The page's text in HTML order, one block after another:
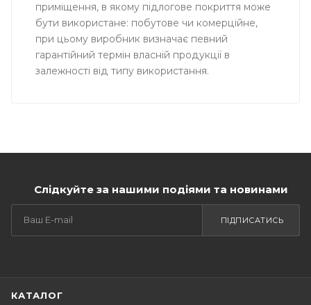
приміщення, в якому підлогове покриття може
бути використане: побутове чи комерційне,
при цьому виробник визначає певний
гарантійний термін власній продукції в
залежності від типу використання.
Слідкуйте за нашими подіями та новинами
ПІДПИСАТИСЬ
КАТАЛОГ